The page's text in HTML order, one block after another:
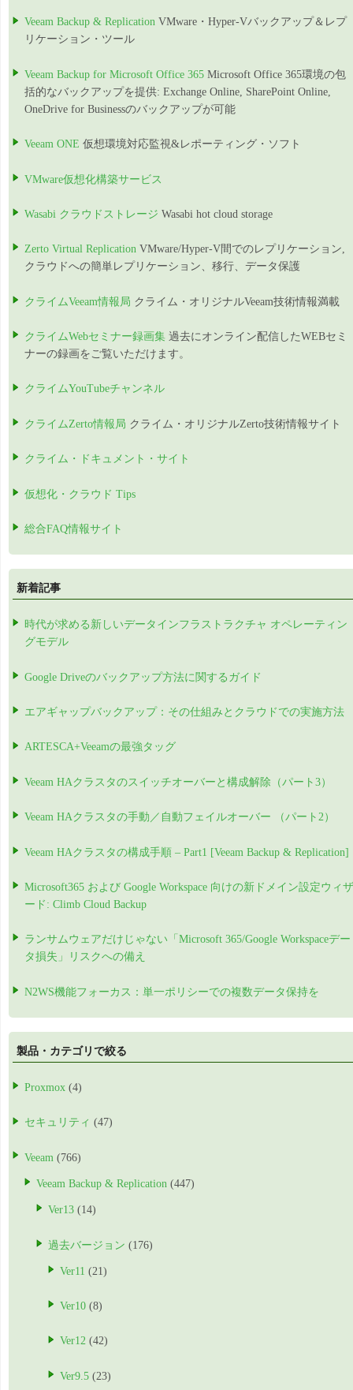
Veeam Backup & Replication VMware・Hyper-Vバックアップ＆レプ
リケーション・ツール
Veeam Backup for Microsoft Office 365 Microsoft Office 365環境の包
括的なバックアップを提供: Exchange Online, SharePoint Online,
OneDrive for Businessのバックアップが可能
Veeam ONE 仮想環境対応監視&レポーティング・ソフト
VMware仮想化構築サービス
Wasabi クラウドストレージ Wasabi hot cloud storage
Zerto Virtual Replication VMware/Hyper-V間でのレプリケーション,
クラウドへの簡単レプリケーション、移行、データ保護
クライムVeeam情報局 クライム・オリジナルVeeam技術情報満載
クライムWebセミナー録画集 過去にオンライン配信したWEBセミ
ナーの録画をご覧いただけます。
クライムYouTubeチャンネル
クライムZerto情報局 クライム・オリジナルZerto技術情報サイト
クライム・ドキュメント・サイト
仮想化・クラウド Tips
総合FAQ情報サイト
新着記事
時代が求める新しいデータインフラストラクチャ オペレーティン
グモデル
Google Driveのバックアップ方法に関するガイド
エアギャップバックアップ：その仕組みとクラウドでの実施方法
ARTESCA+Veeamの最強タッグ
Veeam HAクラスタのスイッチオーバーと構成解除（パート3）
Veeam HAクラスタの手動／自動フェイルオーバー （パート2）
Veeam HAクラスタの構成手順 – Part1 [Veeam Backup & Replication]
Microsoft365 および Google Workspace 向けの新ドメイン設定ウィザ
ード: Climb Cloud Backup
ランサムウェアだけじゃない「Microsoft 365/Google Workspaceデー
タ損失」リスクへの備え
N2WS機能フォーカス：単一ポリシーでの複数データ保持を
製品・カテゴリで絞る
Proxmox (4)
セキュリティ (47)
Veeam (766)
Veeam Backup & Replication (447)
Ver13 (14)
過去バージョン (176)
Ver11 (21)
Ver10 (8)
Ver12 (42)
Ver9.5 (23)